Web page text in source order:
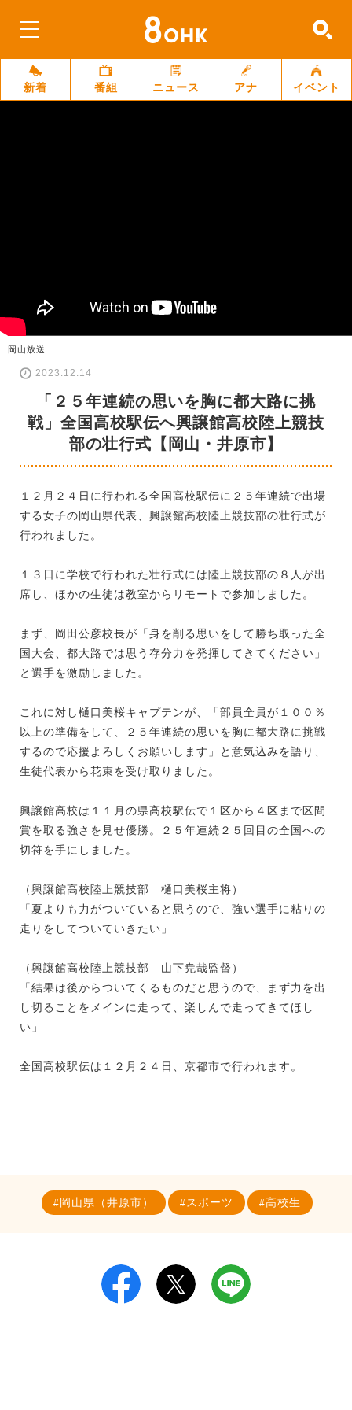
新着 番組 ニュース アナ イベント
岡山放送
2023.12.14
「２５年連続の思いを胸に都大路に挑
戦」全国高校駅伝へ興譲館高校陸上競技
部の壮行式【岡山・井原市】
１２月２４日に行われる全国高校駅伝に２５年連続で出場
する女子の岡山県代表、興譲館高校陸上競技部の壮行式が
行われました。
１３日に学校で行われた壮行式には陸上競技部の８人が出
席し、ほかの生徒は教室からリモートで参加しました。
まず、岡田公彦校長が「身を削る思いをして勝ち取った全
国大会、都大路では思う存分力を発揮してきてください」
と選手を激励しました。
これに対し樋口美桜キャプテンが、「部員全員が１００％
以上の準備をして、２５年連続の思いを胸に都大路に挑戦
するので応援よろしくお願いします」と意気込みを語り、
生徒代表から花束を受け取りました。
興譲館高校は１１月の県高校駅伝で１区から４区まで区間
賞を取る強さを見せ優勝。２５年連続２５回目の全国への
切符を手にしました。
（興譲館高校陸上競技部 樋口美桜主将）
「夏よりも力がついていると思うので、強い選手に粘りの
走りをしてついていきたい」
（興譲館高校陸上競技部 山下尭哉監督）
「結果は後からついてくるものだと思うので、まず力を出
し切ることをメインに走って、楽しんで走ってきてほし
い」
全国高校駅伝は１２月２４日、京都市で行われます。
岡山県（井原市） スポーツ 高校生